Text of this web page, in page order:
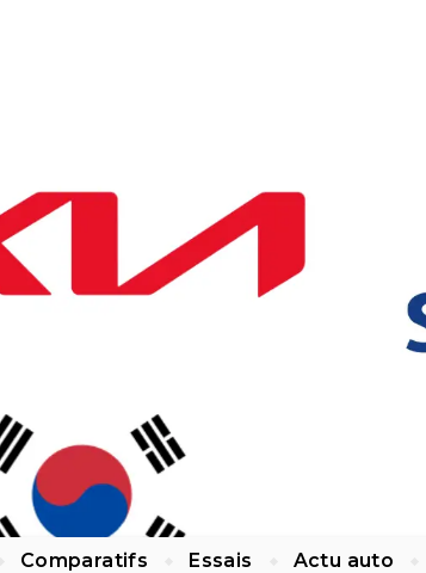
Comparatifs Essais Actu auto